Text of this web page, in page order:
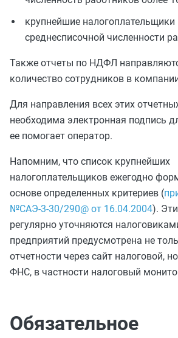
крупнейшие налогоплательщики
среднесписочной численности
Также отчеты по НДФЛ
количество сотрудников в
Для направления всех этих
необходима электронная подпись
ее помогает оператор.
Напомним, что список крупнейших
налогоплательщиков ежегодно
основе определенных критериев (
№САЭ-3-30/290@ от 16.04.2004).
регулярно уточняются
предприятий предусмотрена не
отчетности через сайт налоговой,
ФНС, в частности налоговый
Обязательное